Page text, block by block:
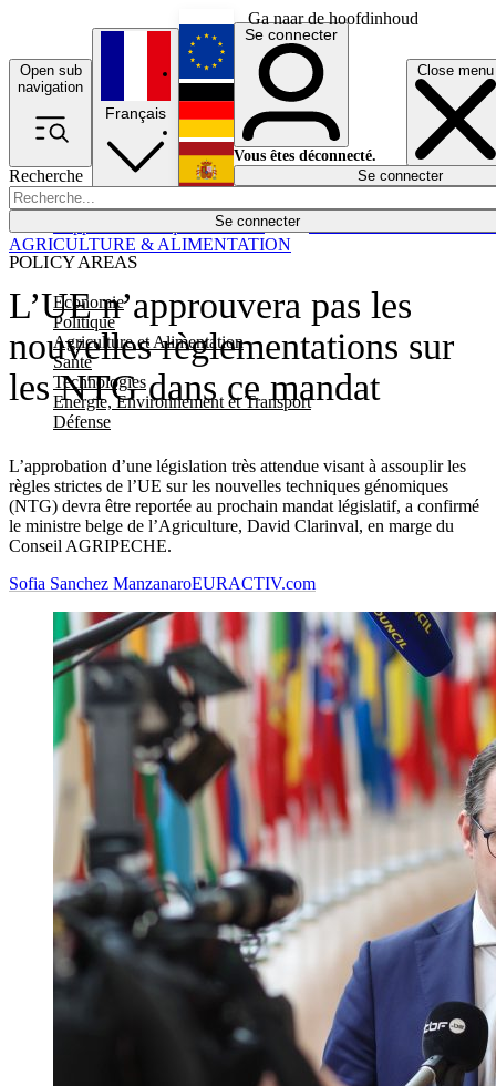
Ga naar de hoofdinhoud
Open sub
navigation
Close menu
Recherche
Se connecter
POLICY AREAS
Economie
Politique
Agriculture et Alimentation
Santé
Technologies
Energie, Environnement et Transport
Défense
Économie
Français
English
Deutsch
Español
Se connecter
Vous êtes déconnecté.
Se connecter
L’UE n’approuvera pas les
nouvelles règlementations sur
les NTG dans ce mandat
L’approbation d’une législation très attendue visant à assouplir les
règles strictes de l’UE sur les nouvelles techniques génomiques
(NTG) devra être reportée au prochain mandat législatif, a confirmé
le ministre belge de l’Agriculture, David Clarinval, en marge du
Conseil AGRIPECHE.
AGRICULTURE & ALIMENTATION
Sofia Sanchez ManzanaroEURACTIV.com